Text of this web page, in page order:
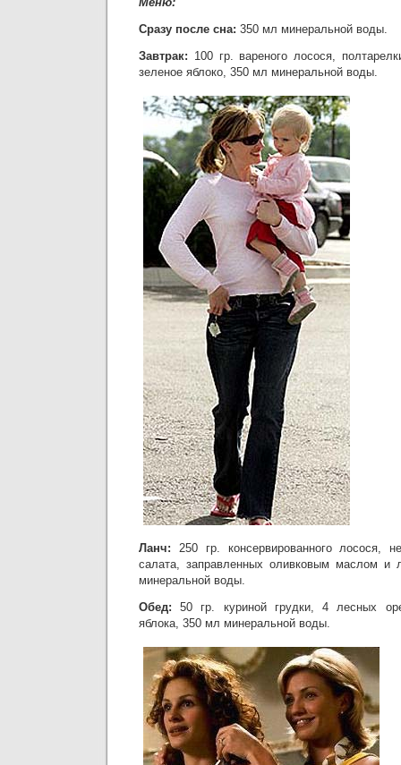
Сразу после сна: 350 мл минеральной воды.
Завтрак: 100 гр. вареного лосося,
зеленое яблоко, 350 мл минеральной воды.
Ланч: 250 гр. консервированного лосося,
салата, заправленных оливковым маслом
минеральной воды.
Обед: 50 гр. куриной грудки, 4 лесных
яблока, 350 мл минеральной воды.